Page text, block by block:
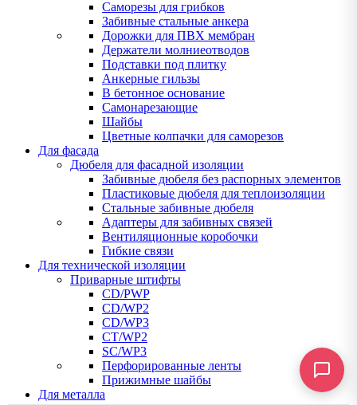
Саморезы для грибков
Забивные стальные анкера
Дорожки для ПВХ мембран
Держатели молниеотводов
Подставки под плитку
Анкерные гильзы
В бетонное основание
Самонарезающие
Шайбы
Цветные колпачки для саморезов
Для фасада
Дюбеля для фасадной изоляции
Забивные дюбеля без распорных элементов
Пластиковые дюбеля для теплоизоляции
Стальные забивные дюбеля
Адаптеры для забивных связей
Вентиляционные коробочки
Гибкие связи
Для технической изоляции
Приварные штифты
CD/PWP
CD/WP2
CD/WP3
CT/WP2
SC/WP3
Перфорированные ленты
Прижимные шайбы
Для металла